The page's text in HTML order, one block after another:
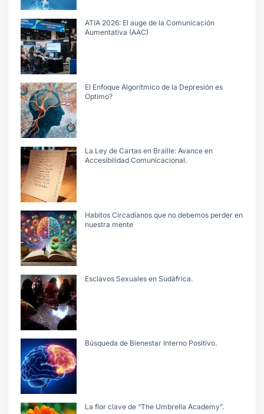
ATIA 2026: El auge de la Comunicación
Aumentativa (AAC)
El Enfoque Algorítmico de la Depresión es
Optimo?
La Ley de Cartas en Braille: Avance en
Accesibilidad Comunicacional.
Habitos Circadianos que no debemos perder en
nuestra mente
Esclavos Sexuales en Sudáfrica.
Búsqueda de Bienestar Interno Positivo.
La flor clave de “The Umbrella Academy”.